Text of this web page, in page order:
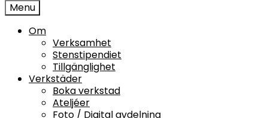
Menu
Om
Verksamhet
Stenstipendiet
Tillgänglighet
Verkstäder
Boka verkstad
Ateljéer
Foto / Digital avdelning